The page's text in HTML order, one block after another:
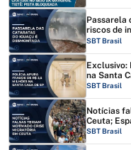
Passarela
riscos de
SBT Brasil
Exclusivo:
na Santa
SBT Brasil
Notícias
Ceuta;
SBT Brasil